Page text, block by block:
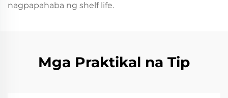
nagpapahaba ng shelf life.
Mga Praktikal na Tip